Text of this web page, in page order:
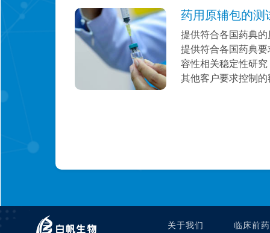
药用原辅包的测
提供符合各国药典
提供符合各国药典
容性相关稳定性研究
其他客户要求控制
关于我们 临床前